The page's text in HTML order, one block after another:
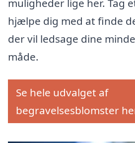
muligheder lige her. Tag
hjælpe dig med at finde
der vil ledsage dine
måde.
Se hele udvalget af
begravelsesblomster